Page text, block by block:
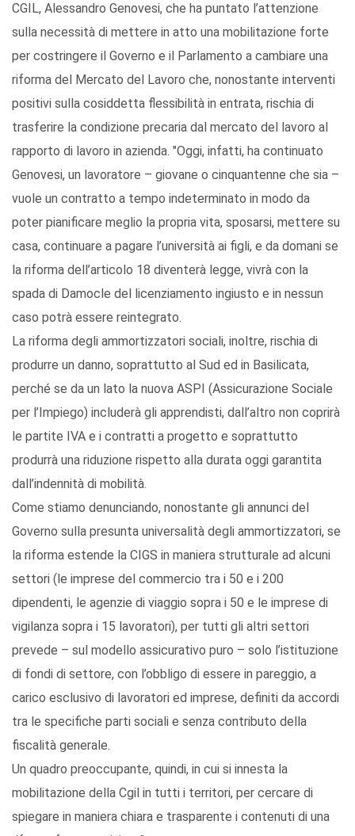
CGIL, Alessandro Genovesi, che ha puntato l’attenzione
sulla necessità di mettere in atto una mobilitazione forte
per costringere il Governo e il Parlamento a cambiare una
riforma del Mercato del Lavoro che, nonostante interventi
positivi sulla cosiddetta flessibilità in entrata, rischia di
trasferire la condizione precaria dal mercato del lavoro al
rapporto di lavoro in azienda. "Oggi, infatti, ha continuato
Genovesi, un lavoratore – giovane o cinquantenne che sia –
vuole un contratto a tempo indeterminato in modo da
poter pianificare meglio la propria vita, sposarsi, mettere su
casa, continuare a pagare l’università ai figli, e da domani se
la riforma dell’articolo 18 diventerà legge, vivrà con la
spada di Damocle del licenziamento ingiusto e in nessun
caso potrà essere reintegrato.
La riforma degli ammortizzatori sociali, inoltre, rischia di
produrre un danno, soprattutto al Sud ed in Basilicata,
perché se da un lato la nuova ASPI (Assicurazione Sociale
per l’Impiego) includerà gli apprendisti, dall’altro non coprirà
le partite IVA e i contratti a progetto e soprattutto
produrrà una riduzione rispetto alla durata oggi garantita
dall’indennità di mobilità.
Come stiamo denunciando, nonostante gli annunci del
Governo sulla presunta universalità degli ammortizzatori, se
la riforma estende la CIGS in maniera strutturale ad alcuni
settori (le imprese del commercio tra i 50 e i 200
dipendenti, le agenzie di viaggio sopra i 50 e le imprese di
vigilanza sopra i 15 lavoratori), per tutti gli altri settori
prevede – sul modello assicurativo puro – solo l’istituzione
di fondi di settore, con l’obbligo di essere in pareggio, a
carico esclusivo di lavoratori ed imprese, definiti da accordi
tra le specifiche parti sociali e senza contributo della
fiscalità generale.
Un quadro preoccupante, quindi, in cui si innesta la
mobilitazione della Cgil in tutti i territori, per cercare di
spiegare in maniera chiara e trasparente i contenuti di una